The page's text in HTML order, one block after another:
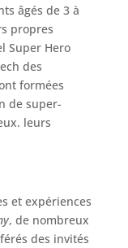
âgés de 3 à
propres
Super Hero
des
formées
de super-
leurs
et expériences
, de nombreux
des invités